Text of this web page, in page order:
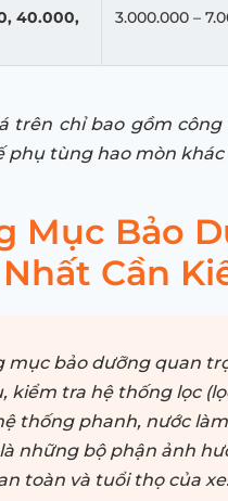
40.000,
3.000.000 –
trên chỉ bao gồm
phụ tùng hao mòn khác
Mục Bảo
Cần
mục bảo dưỡng quan
kiểm tra hệ thống lọc
thống phanh, nước
những bộ phận ảnh
toàn và tuổi thọ của xe.